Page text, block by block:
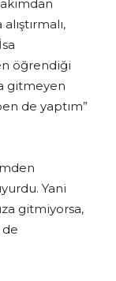
öğrendiği
gitmeyen
de yaptım”
Yani
gitmiyorsa,